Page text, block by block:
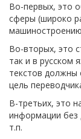
Во-первых, это
сферы (широко
Во-вторых, это
так и в русском
текстов должны
цель
В-третьих, это
информации без
т.п.